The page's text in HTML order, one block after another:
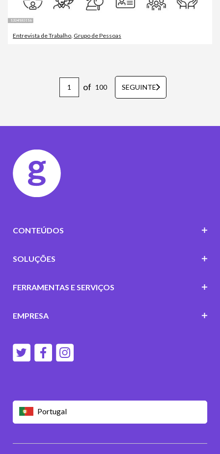
Entrevista de Trabalho Grupo de Pessoas
of 100 SEGUINTE
Portugal
CONTEÚDOS
SOLUÇÕES
FERRAMENTAS E SERVIÇOS
EMPRESA